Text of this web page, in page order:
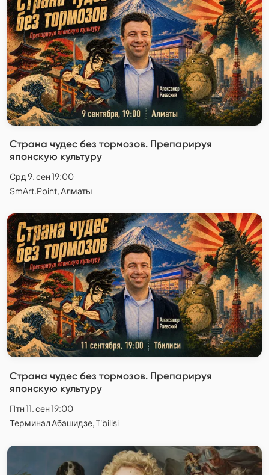
Страна чудес без тормозов. Препарируя
японскую культуру
Срд 9. сен 19:00
SmArt.Point, Алматы
Страна чудес без тормозов. Препарируя
японскую культуру
Птн 11. сен 19:00
Терминал Абашидзе, T'bilisi